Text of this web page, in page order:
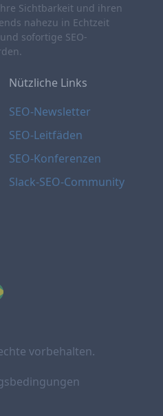
Sichtbarkeit und ihren
nahezu in Echtzeit
sofortige SEO-
Nützliche Links
SEO-Newsletter
SEO-Leitfäden
SEO-Konferenzen
Slack-SEO-Community
vorbehalten.